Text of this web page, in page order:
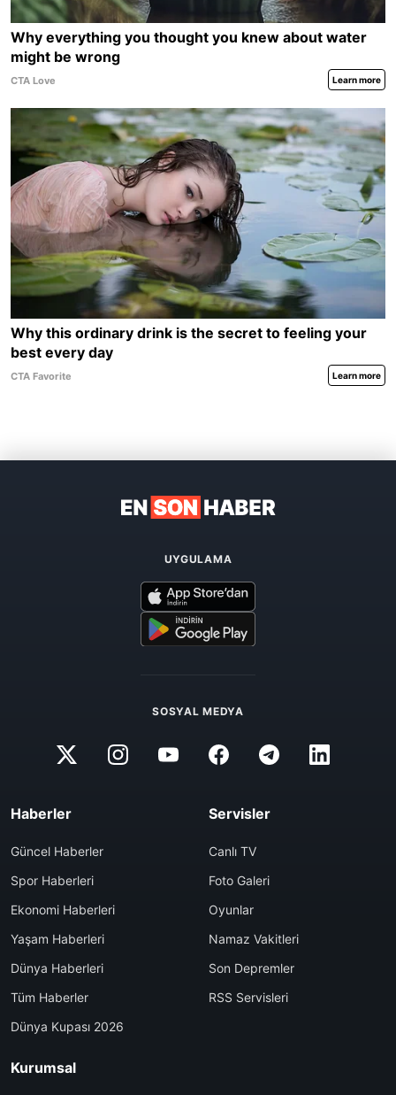
UYGULAMA
SOSYAL MEDYA
Haberler
Güncel Haberler
Spor Haberleri
Ekonomi Haberleri
Yaşam Haberleri
Dünya Haberleri
Tüm Haberler
Dünya Kupası 2026
Servisler
Canlı TV
Foto Galeri
Oyunlar
Namaz Vakitleri
Son Depremler
RSS Servisleri
Kurumsal